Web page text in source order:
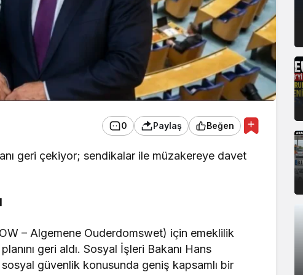
0 Paylaş Beğen
geri çekiyor; sendikalar ile müzakereye davet
– Algemene Ouderdomswet) için emeklilik
geri aldı. Sosyal İşleri Bakanı Hans
sosyal güvenlik konusunda geniş kapsamlı bir